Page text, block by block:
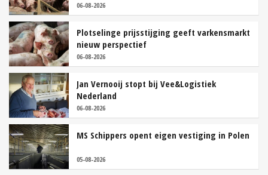
06-08-2026
Plotselinge prijsstijging geeft varkensmarkt
nieuw perspectief
06-08-2026
Jan Vernooij stopt bij Vee&Logistiek
Nederland
06-08-2026
MS Schippers opent eigen vestiging in Polen
05-08-2026